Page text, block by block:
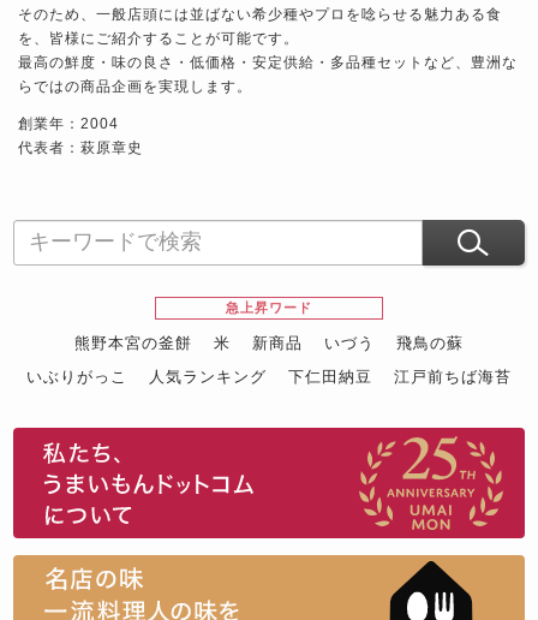
そのため、一般店頭には並ばない希少種やプロを唸らせる魅力ある食
を、皆様にご紹介することが可能です。
最高の鮮度・味の良さ・低価格・安定供給・多品種セットなど、豊洲な
らではの商品企画を実現します。
創業年：2004
代表者：萩原章史
急上昇ワード
熊野本宮の釜餅 米 新商品 いづう
飛鳥の蘇
いぶりがっこ
人気ランキング 下仁田納豆
江戸前ちば海苔